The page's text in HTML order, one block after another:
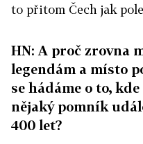
to přitom Čech jak
HN: A proč zrovna
legendám a místo
se hádáme o to,
nějaký pomník
400 let?